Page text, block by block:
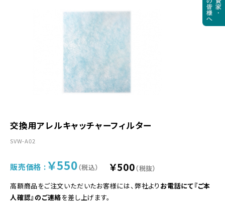
交換用アレルキャッチャーフィルター
SVW-A02
販売価格 : ￥550（税込） ￥500（税抜）
高額商品をご注文いただいたお客様には、弊社より お電話にて『ご本
人確認』のご連絡を差し上げます。